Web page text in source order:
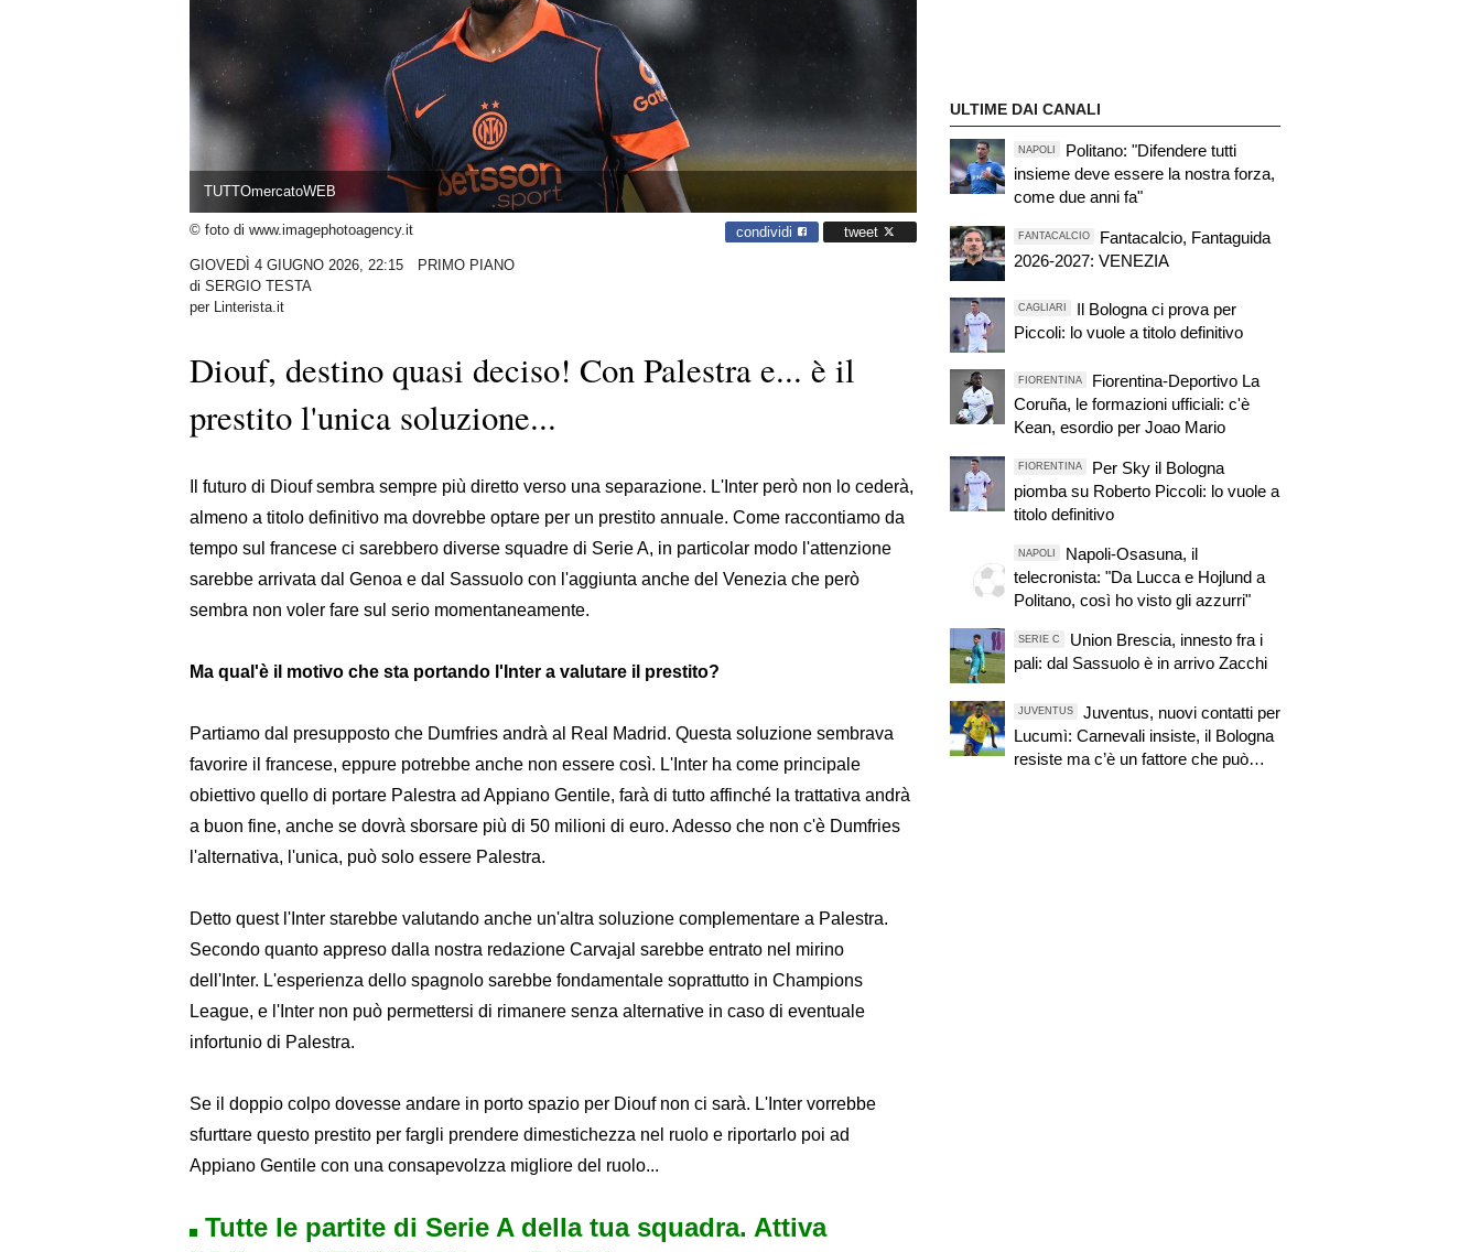
TUTTOmercatoWEB
© foto di www.imagephotoagency.it condividi tweet
GIOVEDÌ 4 GIUGNO 2026, 22:15
PRIMO PIANO
di SERGIO TESTA
per Linterista.it
Diouf, destino quasi deciso! Con Palestra e... è il
prestito l'unica soluzione...
Il futuro di Diouf sembra sempre più diretto verso una separazione. L'Inter però non lo cederà,
almeno a titolo definitivo ma dovrebbe optare per un prestito annuale. Come raccontiamo da
tempo sul francese ci sarebbero diverse squadre di Serie A, in particolar modo l'attenzione
sarebbe arrivata dal Genoa e dal Sassuolo con l'aggiunta anche del Venezia che però
sembra non voler fare sul serio momentaneamente.
Ma qual'è il motivo che sta portando l'Inter a valutare il prestito?
Partiamo dal presupposto che Dumfries andrà al Real Madrid. Questa soluzione sembrava
favorire il francese, eppure potrebbe anche non essere così. L'Inter ha come principale
obiettivo quello di portare Palestra ad Appiano Gentile, farà di tutto affinché la trattativa andrà
a buon fine, anche se dovrà sborsare più di 50 milioni di euro. Adesso che non c'è Dumfries
l'alternativa, l'unica, può solo essere Palestra.
Detto quest l'Inter starebbe valutando anche un'altra soluzione complementare a Palestra.
Secondo quanto appreso dalla nostra redazione Carvajal sarebbe entrato nel mirino
dell'Inter. L'esperienza dello spagnolo sarebbe fondamentale soprattutto in Champions
League, e l'Inter non può permettersi di rimanere senza alternative in caso di eventuale
infortunio di Palestra.
Se il doppio colpo dovesse andare in porto spazio per Diouf non ci sarà. L'Inter vorrebbe
sfurttare questo prestito per fargli prendere dimestichezza nel ruolo e riportarlo poi ad
Appiano Gentile con una consapevolzza migliore del ruolo...
Tutte le partite di Serie A della tua squadra. Attiva
ULTIME DAI CANALI
NAPOLI
Politano: "Difendere tutti
insieme deve essere la nostra forza,
come due anni fa"
FANTACALCIO
Fantacalcio, Fantaguida
2026-2027: VENEZIA
CAGLIARI
Il Bologna ci prova per
Piccoli: lo vuole a titolo definitivo
FIORENTINA
Fiorentina-Deportivo La
Coruña, le formazioni ufficiali: c'è
Kean, esordio per Joao Mario
FIORENTINA
Per Sky il Bologna
piomba su Roberto Piccoli: lo vuole a
titolo definitivo
NAPOLI
Napoli-Osasuna, il
telecronista: "Da Lucca e Hojlund a
Politano, così ho visto gli azzurri"
SERIE C
Union Brescia, innesto fra i
pali: dal Sassuolo è in arrivo Zacchi
JUVENTUS
Juventus, nuovi contatti per
Lucumì: Carnevali insiste, il Bologna
resiste ma c’è un fattore che può